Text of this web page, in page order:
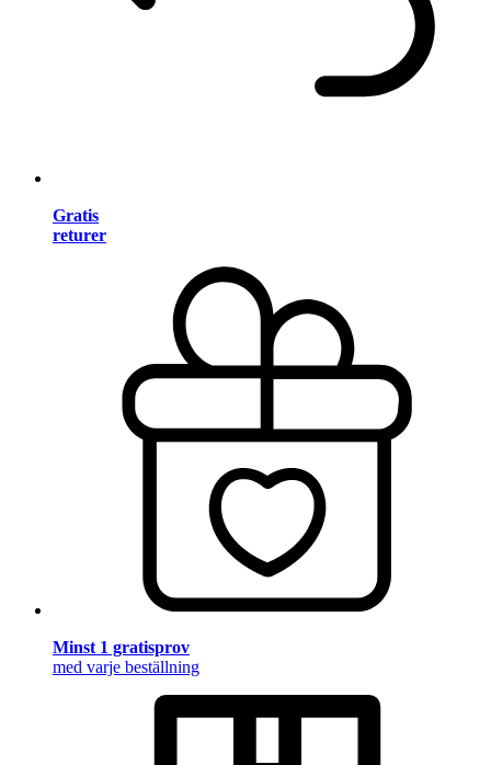
Gratis
returer
Minst 1 gratisprov
med varje beställning